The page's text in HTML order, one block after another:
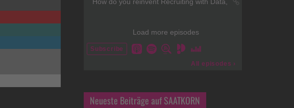
Neueste Beiträge auf SAATKORN